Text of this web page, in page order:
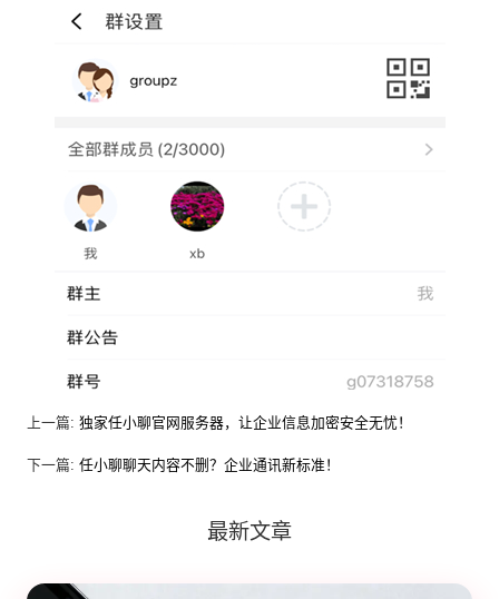
上一篇: 独家任小聊官网服务器，让企业信息加密安全无忧！
下一篇: 任小聊聊天内容不删？企业通讯新标准！
最新文章